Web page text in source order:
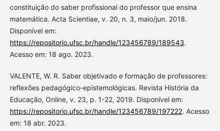
constituição do saber profissional do professor que ensina
matemática. Acta Scientiae, v. 20, n. 3, maio/jun. 2018.
Disponível em:
https://repositorio.ufsc.br/handle/123456789/189543.
Acesso em: 18 ago. 2023.
VALENTE, W. R. Saber objetivado e formação de professores:
reflexões pedagógico-epistemológicas. Revista História da
Educação, Online, v. 23, p. 1-22, 2019. Disponível em:
https://repositorio.ufsc.br/handle/123456789/197222. Acesso
em: 18 abr. 2023.